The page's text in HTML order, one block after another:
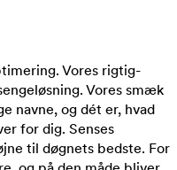
Vores rigtig-
Vores smæk
navne, og dét er, hvad
for dig. Senses
til døgnets bedste. For